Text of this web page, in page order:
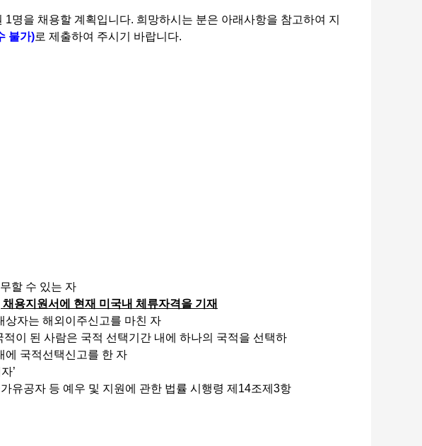
명을 채용할 계 획입니다. 희망하시는 분은 아래사항을 참고하여 지
불가)로 제출하여 주시기 바랍니다.
할 수 있는 자
용지원서에 현재 미국내 체류자격을 기재
상자는 해외이주신고를 마친 자
이 된 사람은 국적 선택기간 내에 하나의 국적을 선택하
국적선택신고를 한 자
’
유공자 등 예우 및 지원에 관한 법률 시행령 제14조제3항